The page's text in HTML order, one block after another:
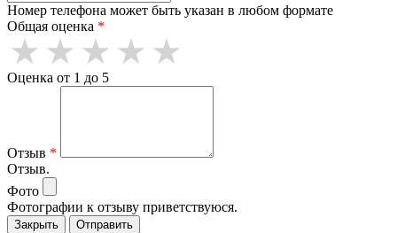
Номер телефона может быть указан в любом формате
Общая оценка *
Оценка от 1 до 5
Отзыв *
Отзыв.
Фото
Фотографии к отзыву приветствуюся.
Закрыть Отправить